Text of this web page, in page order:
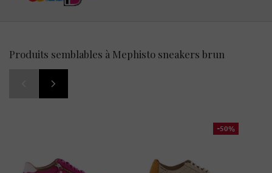
Produits semblables à Mephisto sneakers brun
-50%